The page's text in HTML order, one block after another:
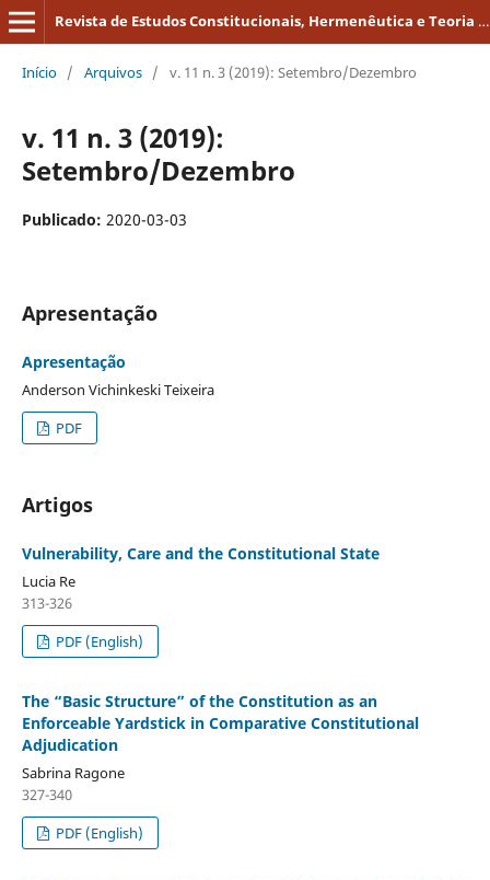
Revista de Estudos Constitucionais, Hermenêutica e Teoria do Direito
Início / Arquivos / v. 11 n. 3 (2019): Setembro/Dezembro
v. 11 n. 3 (2019):
Setembro/Dezembro
Publicado: 2020-03-03
Apresentação
Apresentação
Anderson Vichinkeski Teixeira
PDF
Artigos
Vulnerability, Care and the Constitutional State
Lucia Re
313-326
PDF (English)
The “Basic Structure” of the Constitution as an
Enforceable Yardstick in Comparative Constitutional
Adjudication
Sabrina Ragone
327-340
PDF (English)